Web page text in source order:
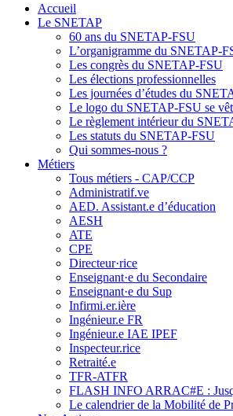
Accueil
Le SNETAP
60 ans du SNETAP-FSU
L’organigramme du SNETAP-
Les congrès du SNETAP-FSU
Les élections professionnelles
Les journées d’études du
Le logo du SNETAP-FSU se
Le règlement intérieur du
Les statuts du SNETAP-FSU
Qui sommes-nous ?
Métiers
Tous métiers - CAP/CCP
Administratif.ve
AED. Assistant.e d’éducation
AESH
ATE
CPE
Directeur·rice
Enseignant·e du Secondaire
Enseignant·e du Sup
Infirmi.er.ière
Ingénieur.e FR
Ingénieur.e IAE IPEF
Inspecteur.rice
Retraité.e
TFR-ATFR
FLASH INFO ARRAC#E :
Le calendrier de la Mobilité de